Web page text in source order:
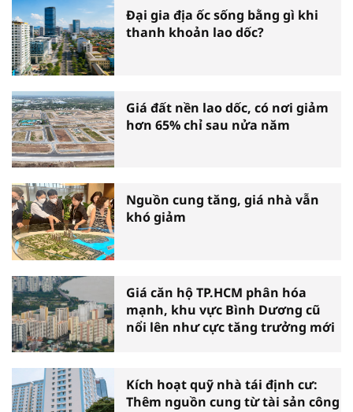
Đại gia địa ốc sống bằng gì khi
thanh khoản lao dốc?
Giá đất nền lao dốc, có nơi giảm
hơn 65% chỉ sau nửa năm
Nguồn cung tăng, giá nhà vẫn
khó giảm
Giá căn hộ TP.HCM phân hóa
mạnh, khu vực Bình Dương cũ
nổi lên như cực tăng trưởng mới
Kích hoạt quỹ nhà tái định cư:
Thêm nguồn cung từ tài sản công